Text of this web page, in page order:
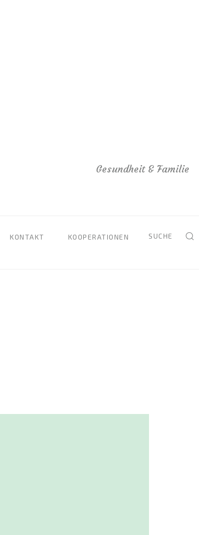
Gesundheit & Familie
KONTAKT KOOPERATIONEN SUCHE